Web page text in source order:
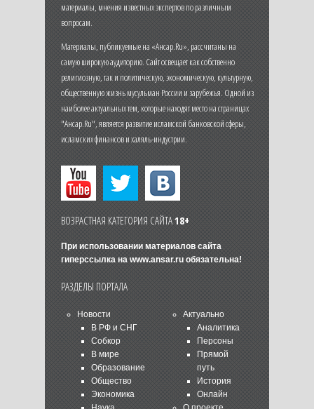
материалы, мнения известных экспертов по различным
вопросам.
Материалы, публикуемые на «Ансар.Ru», рассчитаны на
самую широкую аудиторию. Сайт освещает как собственно
религиозную, так и политическую, экономическую, культурную,
общественную жизнь мусульман России и зарубежья. Одной из
наиболее актуальных тем, которые находят место на страницах
"Ансар.Ru", является развитие исламской банковской сферы,
исламских финансов и халяль-индустрии.
ВОЗРАСТНАЯ КАТЕГОРИЯ САЙТА18+
При использовании материалов сайта
гиперссылка на www.ansar.ruобязательна!
РАЗДЕЛЫ ПОРТАЛА
Новости
В РФ и СНГ
Собкор
В мире
Образование
Общество
Экономика
Актуально
Аналитика
Персоны
Прямой
путь
История
Онлайн